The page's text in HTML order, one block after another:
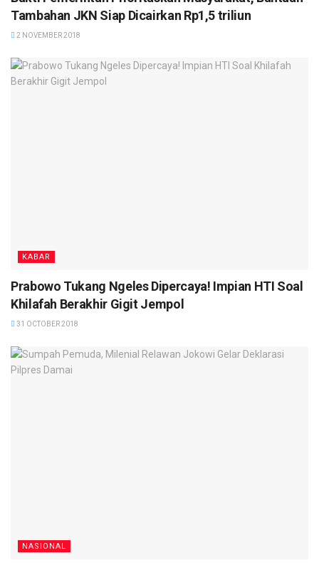
Tambahan JKN Siap Dicairkan Rp1,5 triliun
2 NOVEMBER 2018
KABAR
Prabowo Tukang Ngeles Dipercaya! Impian HTI Soal
Khilafah Berakhir Gigit Jempol
31 OCTOBER 2018
NASIONAL